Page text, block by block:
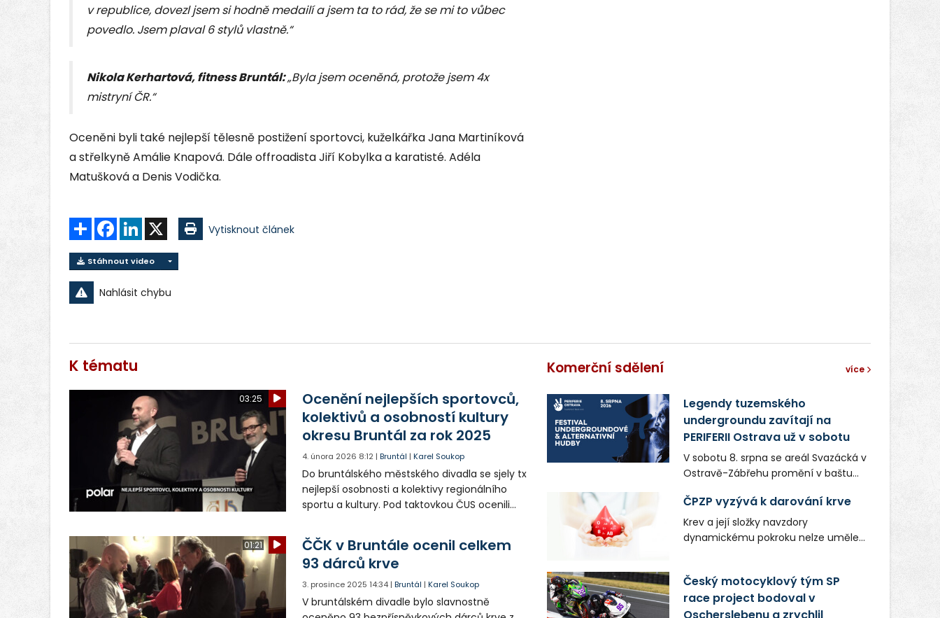
v republice, dovezl jsem si hodně medailí a jsem ta to rád, že se mi to vůbec
povedlo. Jsem plaval 6 stylů vlastně.“
Nikola Kerhartová, fitness Bruntál:„Byla jsem oceněná, protože jsem 4x
mistryní ČR.“
Oceněni byli také nejlepší tělesně postižení sportovci, kuželkářka Jana Martiníková
a střelkyně Amálie Knapová. Dále offroadista Jiří Kobylka a karatisté. Adéla
Matušková a Denis Vodička.
Sdílet FacebookLinkedIn Vytisknout článek
Stáhnout video
Nahlásit chybu
K tématu
03:25
Ocenění nejlepších sportovců,
kolektivů a osobností kultury
okresu Bruntál za rok 2025
4. února 2026 8:12 |Bruntál |Karel Soukop
Do bruntálského městského divadla se sjely tx
nejlepší osobnosti a kolektivy regionálního
sportu a kultury. Pod taktovkou ČUS ocenili
reprezentanty celého regionu.
01:21
ČČK v Bruntále ocenil celkem
93 dárců krve
3. prosince 2025 14:34 |Bruntál |Karel Soukop
V bruntálském divadle bylo slavnostně
Komerční sdělení více
Legendy tuzemského
undergroundu zavítají na
PERIFERII Ostrava už v sobotu
V sobotu 8. srpna se areál Svazácká v
Ostravě-Zábřehu promění v baštu
hudby. Uskuteční se zde totiž první
ročník festivalu PERIFERIE Ostrava.
Brány areálu se otevřou půlhodinu po
Vstupenky v ceně 450 Kč jsou v
prodeji.
ČPZP vyzývá k darování krve
Krev a její složky navzdory
dynamickému pokroku nelze uměle
nenahraditelnou tělní tekutinu
neobejde. Naléhavá potřeba doplnit
krevní zásoby nastává vždy v létě,
Český motocyklový tým SP
race project bodoval v
Oscherslebenu a zrychlil